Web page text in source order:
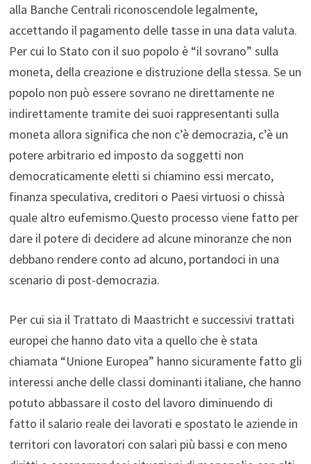
alla Banche Centrali riconoscendole legalmente,
accettando il pagamento delle tasse in una data valuta.
Per cui lo Stato con il suo popolo è “il sovrano” sulla
moneta, della creazione e distruzione della stessa. Se un
popolo non può essere sovrano ne direttamente ne
indirettamente tramite dei suoi rappresentanti sulla
moneta allora significa che non c’è democrazia, c’è un
potere arbitrario ed imposto da soggetti non
democraticamente eletti si chiamino essi mercato,
finanza speculativa, creditori o Paesi virtuosi o chissà
quale altro eufemismo.Questo processo viene fatto per
dare il potere di decidere ad alcune minoranze che non
debbano rendere conto ad alcuno, portandoci in una
scenario di post-democrazia.
Per cui sia il Trattato di Maastricht e successivi trattati
europei che hanno dato vita a quello che è stata
chiamata “Unione Europea” hanno sicuramente fatto gli
interessi anche delle classi dominanti italiane, che hanno
potuto abbassare il costo del lavoro diminuendo di
fatto il salario reale dei lavorati e spostato le aziende in
territori con lavoratori con salari più bassi e con meno